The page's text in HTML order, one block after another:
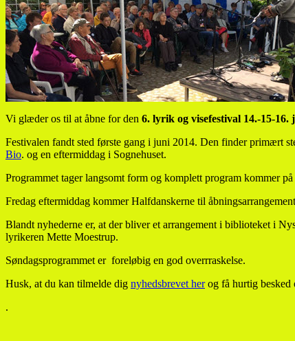
Vi glæder os til at åbne for den 6. lyrik og visefestival 14.-15-16.
Festivalen fandt sted første gang i juni 2014. Den finder primært
Bio. og en eftermiddag i Sognehuset.
Programmet tager langsomt form og komplett program kommer på
Fredag eftermiddag kommer Halfdanskerne til
Blandt nyhederne er, at der bliver et arrangement i biblioteket i
lyrikeren Mette Moestrup.
Søndagsprogrammet er foreløbig en god overrraskelse.
Husk, at du kan tilmelde dig nyhedsbrevet herog få hurtig besked
.